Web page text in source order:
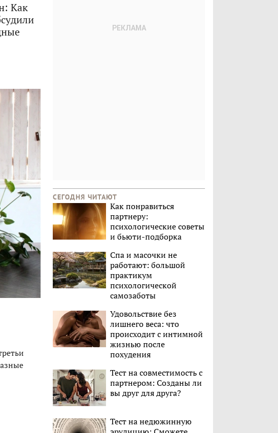
Как
СЕГОДНЯ ЧИТАЮТ
Как понравиться
партнеру:
психологические советы
и бьюти-подборка
Спа и масочки не
работают: большой
практикум
психологической
самозаботы
Удовольствие без
лишнего веса: что
происходит с интимной
жизнью после
похудения
Тест на совместимость с
партнером: Созданы ли
вы друг для друга?
Тест на недюжинную